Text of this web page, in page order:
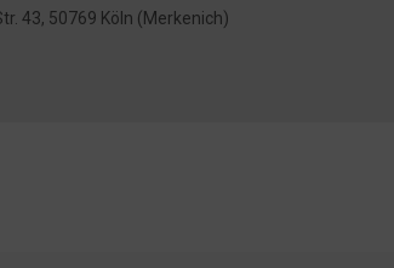
43, 50769 Köln (Merkenich)